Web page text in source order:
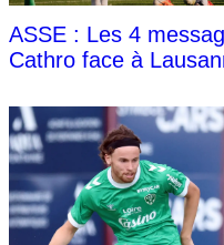
ASSE : Les 4
Cathro face à